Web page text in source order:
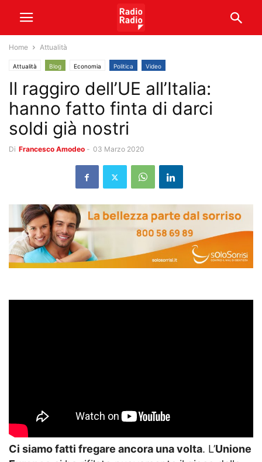
Home Attualità
Attualità Blog Economia Politica Video
Il raggiro dell’UE all’Italia:
hanno fatto finta di darci
soldi già nostri
Di Francesco Amodeo - 03 Marzo 2020
Ci siamo fatti fregare ancora una volta. L’Unione